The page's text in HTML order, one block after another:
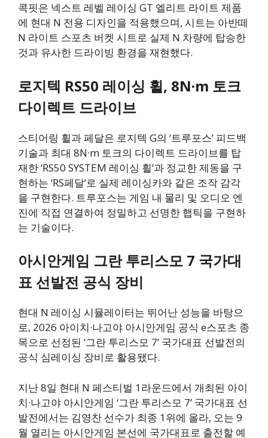
콕핏은 넥스트 레벨 레이싱 GT 엘리트 라이트 제품
에 현대 N 전용 디자인을 적용했으며, 시트는 아반떼
N 라이트 스포츠 버켓 시트로 실제 N 차량에 탑승한
것과 유사한 드라이빙 환경을 재현했다.
로지텍 RS50 레이싱 휠, 8N·m 토크
다이렉트 드라이브
스티어링 휠과 페달은 로지텍 G의 ‘트루포스’ 피드백
기술과 최대 8N·m 토크의 다이렉트 드라이브를 탑
재한 ‘RS50 SYSTEM 레이싱 휠’과 정교한 제동을 구
현하는 ‘RS페달’로 실제 레이싱카와 같은 조작 감각
을 구현한다. 트루포스는 게임 내 물리 및 오디오 엔
진에 직접 연결하여 정밀하고 선명한 햅틱을 구현하
는 기술이다.
아시안게임 그란 투리스모 7 국가대
표 선발전 공식 장비
현대 N 레이싱 시뮬레이터는 뛰어난 성능을 바탕으
로, 2026 아이치·나고야 아시안게임 공식 e스포츠 종
목으로 선정된 ‘그란 투리스모 7’ 국가대표 선발전의
공식 심레이싱 장비로 활용됐다.
지난 8일 현대 N 페스티벌 1라운드에서 개최된 아이
치·나고야 아시안게임 ‘그란 투리스모 7’ 국가대표 선
발전에서는 김영찬 선수가 최종 1위에 올라, 오는 9
월 열리는 아시안게임 본선에 국가대표로 출전할 예